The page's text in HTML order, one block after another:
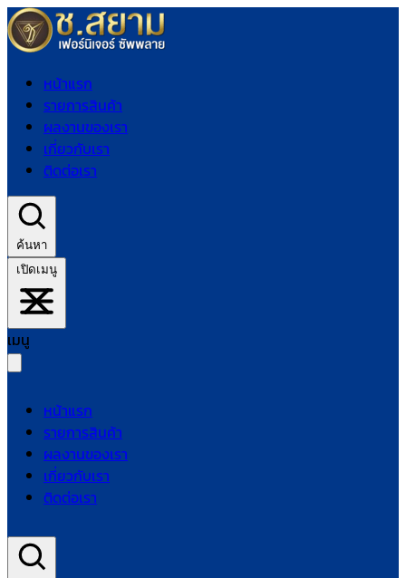
หน้าแรก
รายการสินค้า
ผลงานของเรา
เกี่ยวกับเรา
ติดต่อเรา
ค้นหา
เปิดเมนู
เมนู
หน้าแรก
รายการสินค้า
ผลงานของเรา
เกี่ยวกับเรา
ติดต่อเรา